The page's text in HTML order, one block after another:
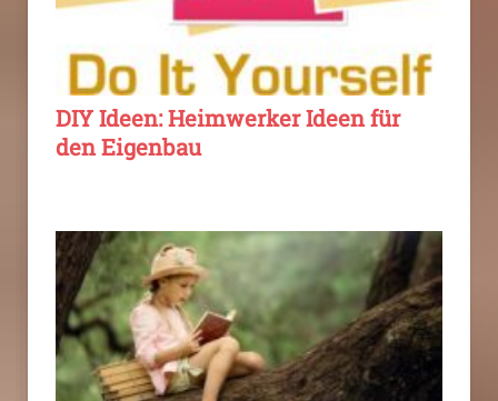
DIY Ideen: Heimwerker Ideen für
den Eigenbau